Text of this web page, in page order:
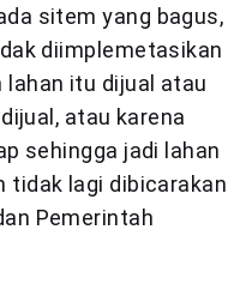
sitem yang bagus,
diimplemetasikan
lahan itu dijual atau
atau karena
sehingga jadi lahan
tidak lagi dibicarakan
Pemerintah